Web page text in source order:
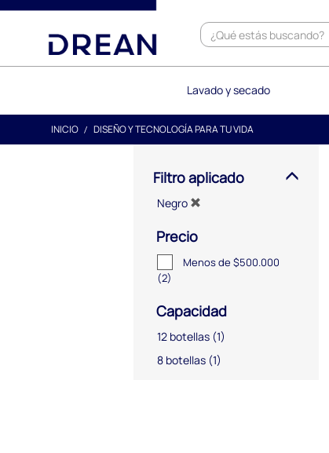
text.skipToContent
text.skipToNavigation
Lavado y secado
INICIO DISEÑO Y TECNOLOGÍA PARA TU VIDA
Filtro aplicado
Negro
Precio
Menos de $500.000
(2)
Capacidad
12 botellas (1)
8 botellas (1)